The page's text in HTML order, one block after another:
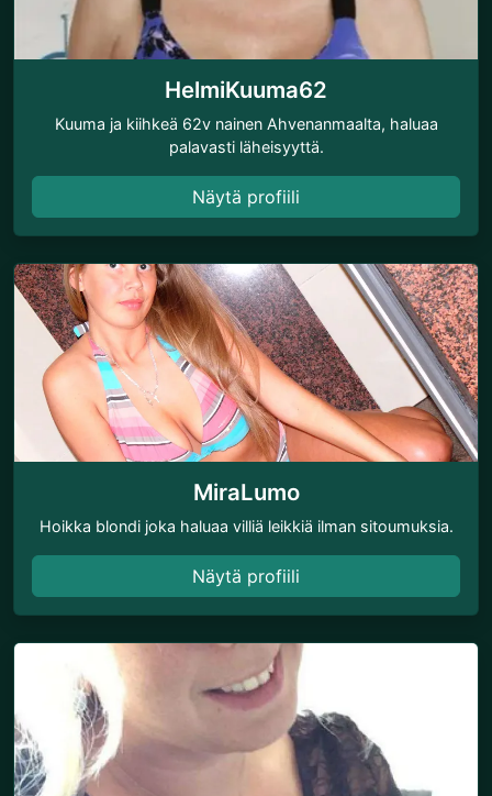
HelmiKuuma62
Kuuma ja kiihkeä 62v nainen Ahvenanmaalta, haluaa
palavasti läheisyyttä.
Näytä profiili
MiraLumo
Hoikka blondi joka haluaa villiä leikkiä ilman sitoumuksia.
Näytä profiili